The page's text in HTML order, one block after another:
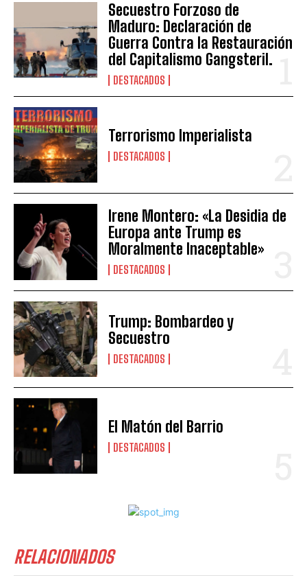
Secuestro Forzoso de
Maduro: Declaración de
Guerra Contra la Restauración
del Capitalismo Gangsteril.
DESTACADOS
Terrorismo Imperialista
DESTACADOS
Irene Montero: «La Desidia de
Europa ante Trump es
Moralmente Inaceptable»
DESTACADOS
Trump: Bombardeo y
Secuestro
DESTACADOS
El Matón del Barrio
DESTACADOS
RELACIONADOS